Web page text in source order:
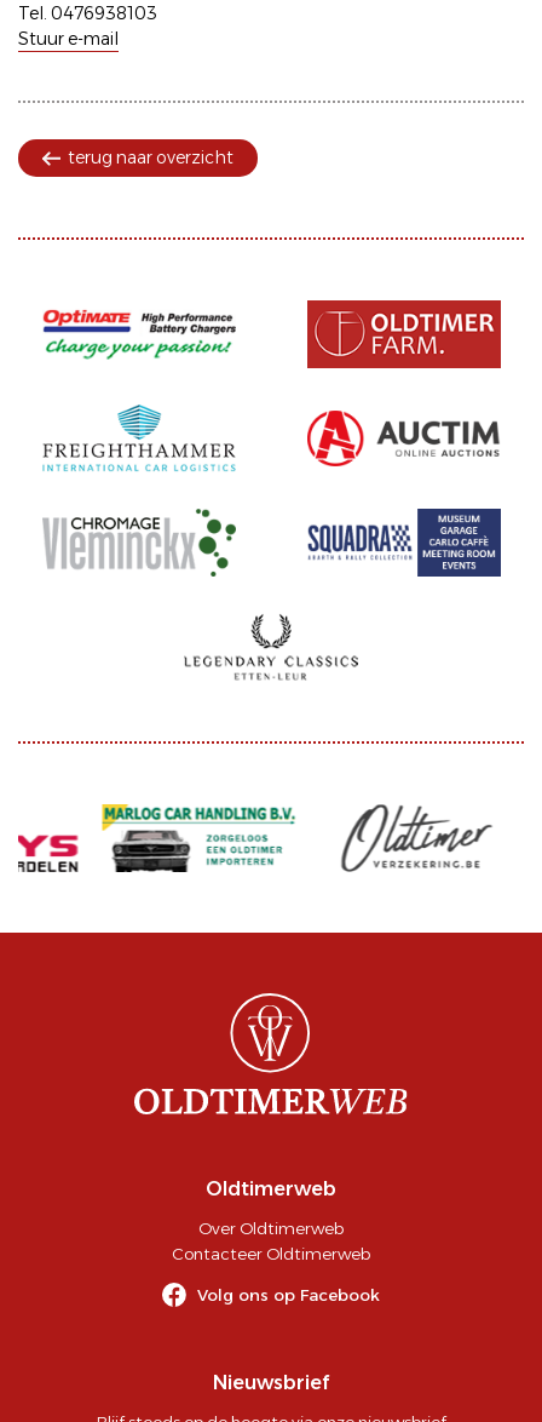
Tel. 0476938103
Stuur e-mail
terug naar overzicht
Oldtimerweb
Over Oldtimerweb
Contacteer Oldtimerweb
Volg ons op Facebook
Nieuwsbrief